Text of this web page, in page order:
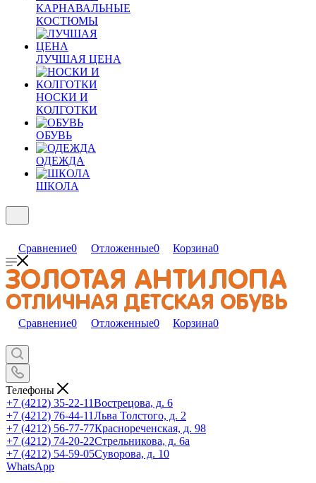
КАРНАВАЛЬНЫЕ
КОСТЮМЫ
ЛУЧШАЯ ЦЕНА
НОСКИ И
КОЛГОТКИ
ОБУВЬ
ОДЕЖДА
ШКОЛА
Сравнение0 Отложенные0 Корзина0
Сравнение0 Отложенные0 Корзина0
Телефоны
+7 (4212) 35-22-11Вострецова, д. 6
+7 (4212) 76-44-11Льва Толстого, д. 2
+7 (4212) 56-77-77Краснореченская, д. 98
+7 (4212) 74-20-22Стрельникова, д. 6а
+7 (4212) 54-59-05Суворова, д. 10
WhatsApp